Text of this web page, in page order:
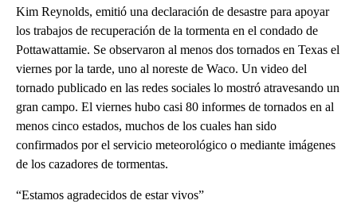
Kim Reynolds, emitió una declaración de desastre para apoyar
los trabajos de recuperación de la tormenta en el condado de
Pottawattamie. Se observaron al menos dos tornados en Texas el
viernes por la tarde, uno al noreste de Waco. Un video del
tornado publicado en las redes sociales lo mostró atravesando un
gran campo. El viernes hubo casi 80 informes de tornados en al
menos cinco estados, muchos de los cuales han sido
confirmados por el servicio meteorológico o mediante imágenes
de los cazadores de tormentas.
“Estamos agradecidos de estar vivos”